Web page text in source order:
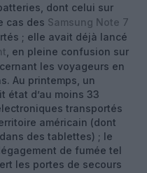
dont celui sur
cas des Samsung Note 7
; elle avait déjà lancé
, en pleine confusion sur
les voyageurs en
Au printemps, un
état d’au moins 33
transportés
américain (dont
des tablettes) ; le
de fumée tel
les portes de secours